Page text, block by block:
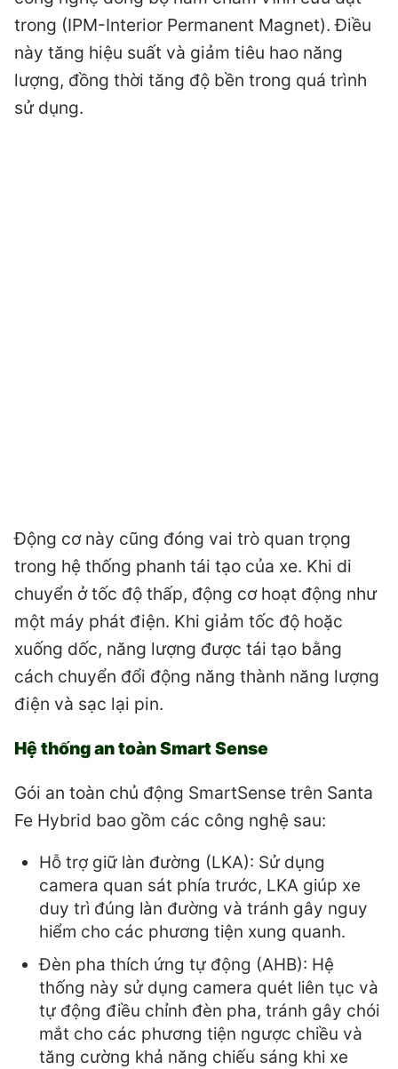
trong (IPM-Interior Permanent Magnet). Điều
này tăng hiệu suất và giảm tiêu hao năng
lượng, đồng thời tăng độ bền trong quá trình
sử dụng.
Động cơ này cũng đóng vai trò quan trọng
trong hệ thống phanh tái tạo của xe. Khi di
chuyển ở tốc độ thấp, động cơ hoạt động như
một máy phát điện. Khi giảm tốc độ hoặc
xuống dốc, năng lượng được tái tạo bằng
cách chuyển đổi động năng thành năng lượng
điện và sạc lại pin.
Hệ thống an toàn Smart Sense
Gói an toàn chủ động SmartSense trên Santa
Fe Hybrid bao gồm các công nghệ sau:
Hỗ trợ giữ làn đường (LKA): Sử dụng
camera quan sát phía trước, LKA giúp xe
duy trì đúng làn đường và tránh gây nguy
hiểm cho các phương tiện xung quanh.
Đèn pha thích ứng tự động (AHB): Hệ
thống này sử dụng camera quét liên tục và
tự động điều chỉnh đèn pha, tránh gây chói
mắt cho các phương tiện ngược chiều và
tăng cường khả năng chiếu sáng khi xe